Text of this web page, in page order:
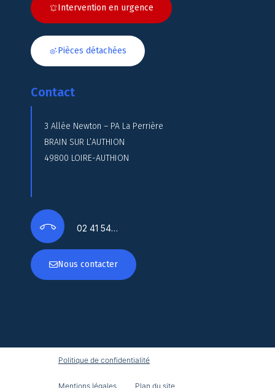
Intervention en urgence
Pièces détachées
Contact
3 Allée Newton – PA La Perrière
BRAIN SUR L’AUTHION
49800 LOIRE-AUTHION
02 41 54…
Nous contacter
Politique de confidentialité
Mentions légales Plan du site